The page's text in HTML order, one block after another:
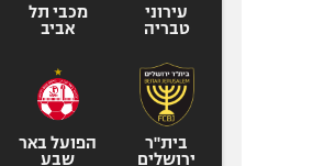
ספורט אולימפי
עירוני
טבריה
מכבי תל
אביב
בית"ר
ירושלים
הפועל באר
שבע